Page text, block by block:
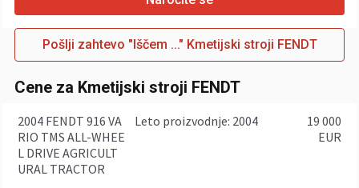
Pošlji zahtevo "Iščem ..." Kmetijski stroji FENDT
Cene za Kmetijski stroji FENDT
2004 FENDT 916 VA
RIO TMS ALL-WHEE
L DRIVE AGRICULT
URAL TRACTOR
leto proizvodnje: 2004
19 000
EUR